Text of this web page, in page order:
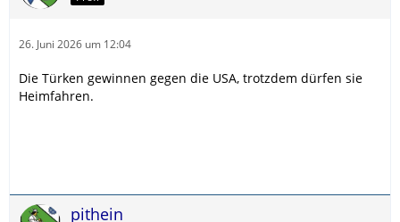
26. Juni 2026 um 12:04
Die Türken gewinnen gegen die USA, trotzdem dürfen sie
Heimfahren.
pithein